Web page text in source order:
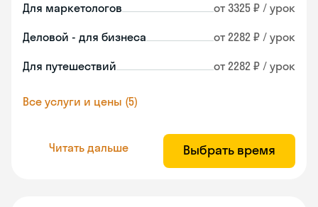
Для маркетологов от 3325 ₽ / урок
Деловой - для бизнеса от 2282 ₽ / урок
Для путешествий от 2282 ₽ / урок
Все услуги и цены (5)
Читать дальше Выбрать время